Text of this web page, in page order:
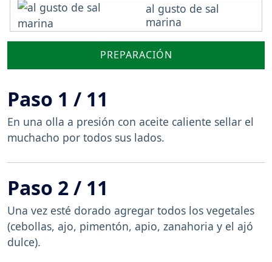
al gusto de sal
marina
PREPARACIÓN
Paso 1 / 11
En una olla a presión con aceite caliente sellar el
muchacho por todos sus lados.
Paso 2 / 11
Una vez esté dorado agregar todos los vegetales
(cebollas, ajo, pimentón, apio, zanahoria y el ajó
dulce).